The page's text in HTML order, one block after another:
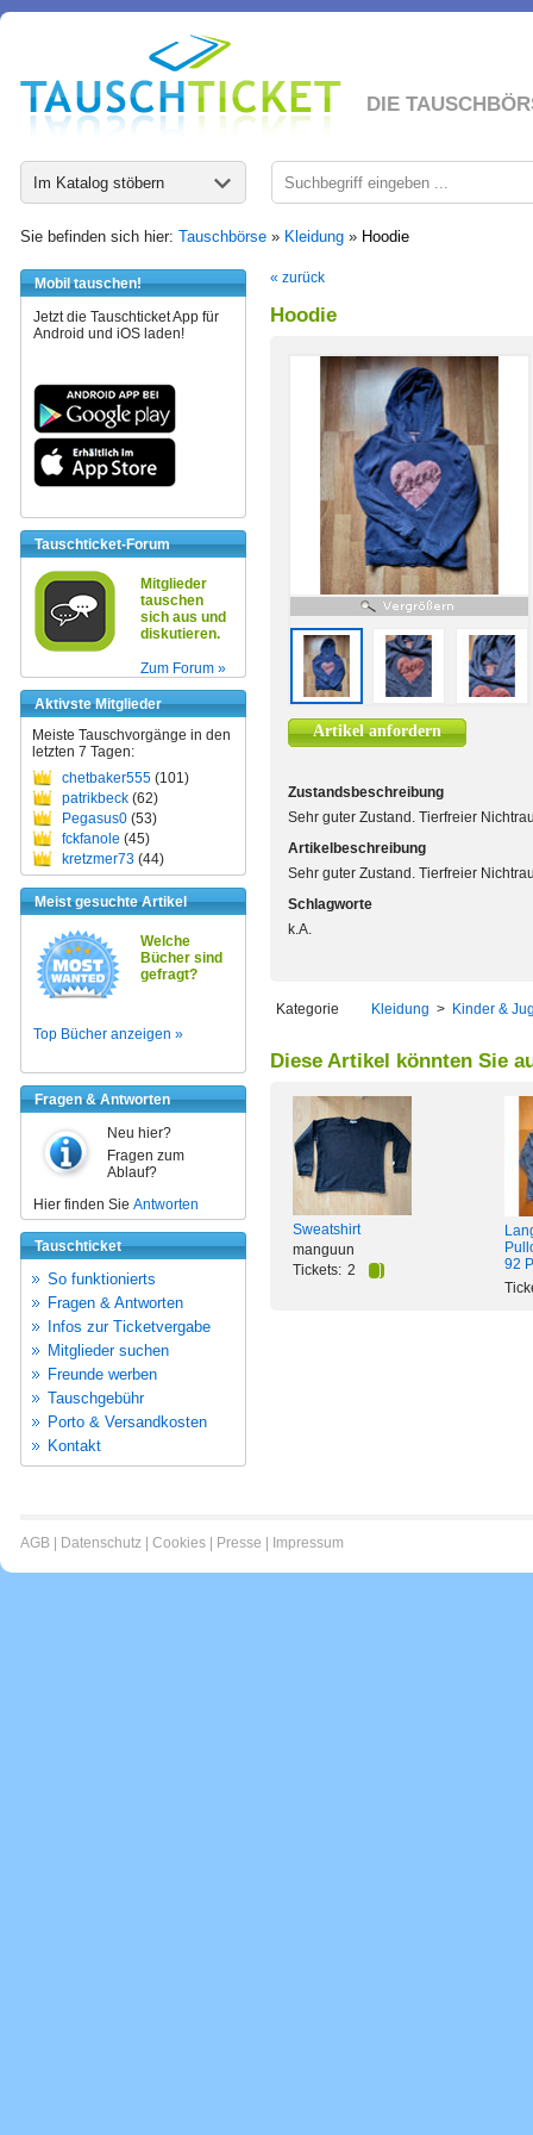
DIE
Im Katalog stöbern
Sie befinden sich hier: Tauschbörse » Kleidung » Hoodie
Mobil tauschen!
Jetzt die Tauschticket App für
Android und iOS laden!
Tauschticket-Forum
Mitglieder
tauschen
sich aus und
diskutieren.
Zum Forum »
Aktivste Mitglieder
Meiste Tauschvorgänge in den
letzten 7 Tagen:
chetbaker555 (101)
patrikbeck (62)
Pegasus0 (53)
fckfanole (45)
kretzmer73 (44)
Meist gesuchte Artikel
Welche
Bücher sind
gefragt?
Top Bücher anzeigen »
Fragen & Antworten
Neu hier?
Fragen zum
Ablauf?
Hier finden Sie Antworten
Tauschticket
So funktionierts
Fragen & Antworten
Infos zur Ticketvergabe
Mitglieder suchen
Freunde werben
Tauschgebühr
Porto & Versandkosten
Kontakt
« zurück
Hoodie
Artikel anfordern
Zustandsbeschreibung
Sehr guter Zustand. Tierfreier
Artikelbeschreibung
Sehr guter Zustand. Tierfreier
Schlagworte
k.A.
Kategorie Kleidung > Kinder &
Diese Artikel könnten Sie
Sweatshirt
manguun
Tickets: 2
92
AGB Datenschutz Cookies Presse Impressum